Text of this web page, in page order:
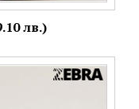
лв.)
с ластични връзки